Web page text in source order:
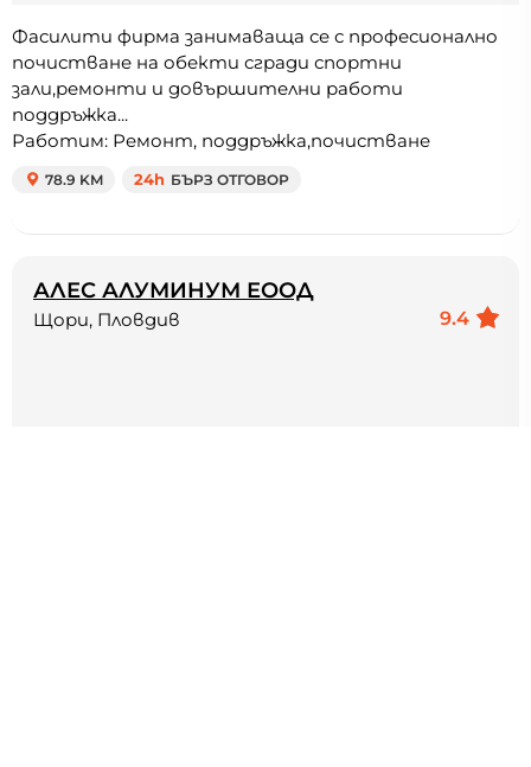
Фасилити фирма занимаваща се с професионално
почистване на обекти сгради спортни
зали,ремонти и довършителни работи
поддръжка...
Работим: Ремонт, поддръжка,почистване
78.9 KM 24h БЪРЗ ОТГОВОР
АЛЕС АЛУМИНУМ ЕООД
9.4
Щори, Пловдив